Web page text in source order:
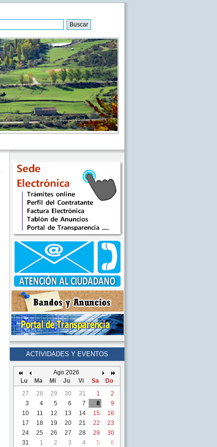
ACTIVIDADES Y EVENTOS
Ago 2026
Lu
Ma Mi Ju Vi Sa
Do
27
28 29 30 31 1
2
3
4 5 6 7 8
9
10
11 12 13 14 15
16
17
18 19 20 21 22
23
24
25 26 27 28 29
30
31
1 2 3 4 5 6